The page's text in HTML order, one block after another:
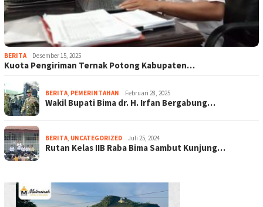
BERITA Desember 15, 2025
Kuota Pengiriman Ternak Potong Kabupaten…
BERITA, PEMERINTAHAN Februari 28, 2025
Wakil Bupati Bima dr. H. Irfan Bergabung…
BERITA, UNCATEGORIZED Juli 25, 2024
Rutan Kelas IIB Raba Bima Sambut Kunjung…